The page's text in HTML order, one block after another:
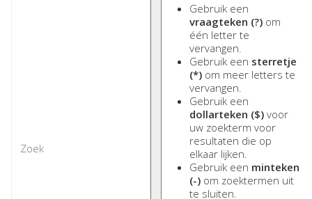
Gebruik een
vraagteken (?) om
één letter te
vervangen.
Gebruik een sterretje
(*) om meer letters te
vervangen.
Gebruik een
dollarteken ($) voor
uw zoekterm voor
resultaten die op
elkaar lijken.
Gebruik een minteken
(-) om zoektermen uit
te sluiten.